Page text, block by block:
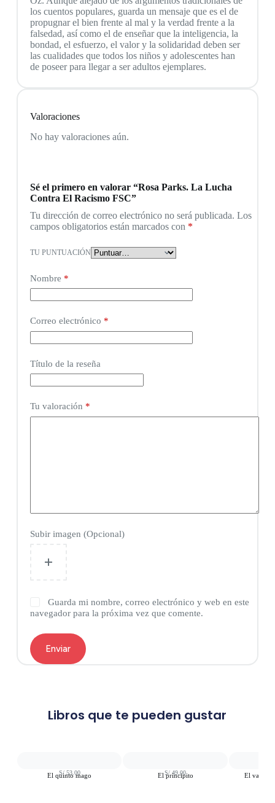
los cuentos populares, guarda un mensaje que es el de
propugnar el bien frente al mal y la verdad frente a la
falsedad, así como el de enseñar que la inteligencia, la
bondad, el esfuerzo, el valor y la solidaridad deben ser
las cualidades que todos los niños y adolescentes han
de poseer para llegar a ser adultos ejemplares.
Valoraciones
No hay valoraciones aún.
Sé el primero en valorar “Rosa Parks. La Lucha
Contra El Racismo FSC”
Tu dirección de correo electrónico no será publicada. Los
campos obligatorios están marcados con *
TU PUNTUACIÓN
Nombre *
Correo electrónico *
Título de la reseña
Tu valoración *
Subir imagen (Opcional)
Guarda mi nombre, correo electrónico y web en este
navegador para la próxima vez que comente.
Enviar
Libros que te pueden gustar
El quinto mago
S/53.00 El principito
S/ 49.00 El